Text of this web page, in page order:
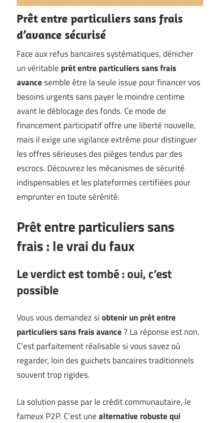
Prêt entre particuliers sans frais
d’avance sécurisé
Face aux refus bancaires systématiques, dénicher
un véritable prêt entre particuliers sans frais
avancesemble être la seule issue pour financer vos
besoins urgents sans payer le moindre centime
avant le déblocage des fonds. Ce mode de
financement participatif offre une liberté nouvelle,
mais il exige une vigilance extrême pour distinguer
les offres sérieuses des pièges tendus par des
escrocs. Découvrez les mécanismes de sécurité
indispensables et les plateformes certifiées pour
emprunter en toute sérénité.
Prêt entre particuliers sans
frais : le vrai du faux
Le verdict est tombé : oui, c’est
possible
Vous vous demandez siobtenir un prêt entre
particuliers sans frais avance? La réponse est non.
C’est parfaitement réalisable si vous savez où
regarder, loin des guichets bancaires traditionnels
souvent trop rigides.
La solution passe par le crédit communautaire, le
fameux P2P. C’est unealternative robuste qui